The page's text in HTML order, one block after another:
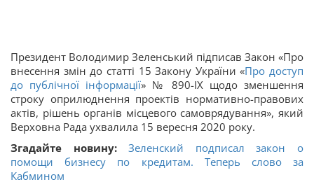
Президент Володимир Зеленський підписав Закон «Про
внесення змін до статті 15 Закону України «Про доступ
до публічної інформації» № 890-ІХ щодо зменшення
строку оприлюднення проектів нормативно-правових
актів, рішень органів місцевого самоврядування», який
Верховна Рада ухвалила 15 вересня 2020 року.
Згадайте новину:Зеленский подписал закон о
помощи бизнесу по кредитам. Теперь слово за
Кабмином